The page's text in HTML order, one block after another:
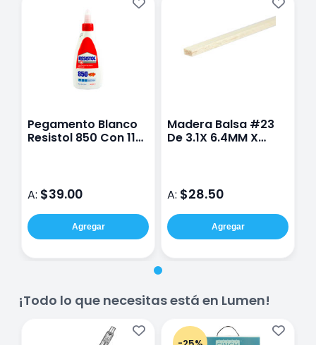
Pegamento Blanco
Resistol 850 Con 110
A: $39.00
Agregar
Madera Balsa #23
De 3.1X 6.4MM X
A: $28.50
Agregar
¡Todo lo que necesitas está en Lumen!